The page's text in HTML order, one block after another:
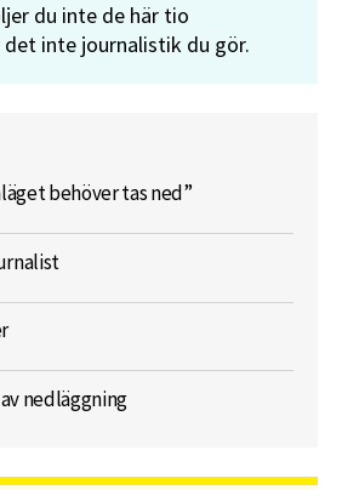
du inte de här tio
det inte journalistik du gör.
behöver tas ned”
nedläggning